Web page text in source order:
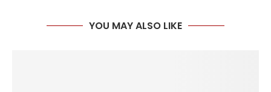
YOU MAY ALSO LIKE